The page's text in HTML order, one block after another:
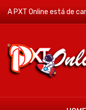
A PXT Online está de